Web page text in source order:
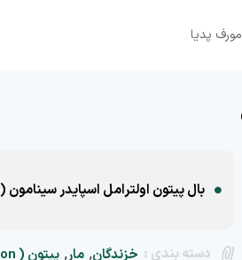
مورف پدیا
بال پیتون اولترامل اسپایدر سینامون (Ultramel Spider Cinnamon)
دسته بندی : خزندگان, مار, پِیتون ( Python)